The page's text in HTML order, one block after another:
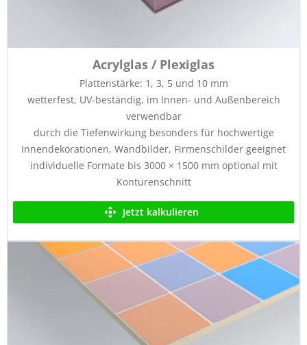
Acrylglas / Plexiglas
Plattenstärke: 1, 3, 5 und 10 mm
wetterfest, UV-beständig, im Innen- und Außenbereich
verwendbar
durch die Tiefenwirkung besonders für hochwertige
Innendekorationen, Wandbilder, Firmenschilder geeignet
individuelle Formate bis 3000 × 1500 mm optional mit
Konturenschnitt
Jetzt kalkulieren